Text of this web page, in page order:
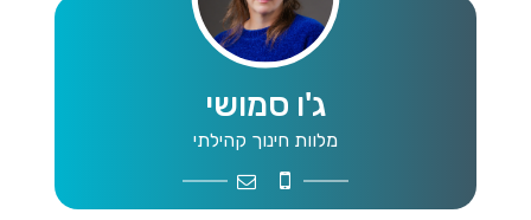
ג'ו סמושי
מלוות חינוך קהילתי
0545600224
pk3@mta.org.il